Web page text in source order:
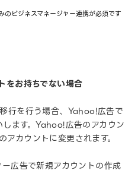
のビジネスマネージャー連携が必須です
をお持ちでない場合
行を行う場合、Yahoo!広告で
ます。Yahoo!広告のアカウン
カウントに変更されます。
広告で新規アカウントの作成